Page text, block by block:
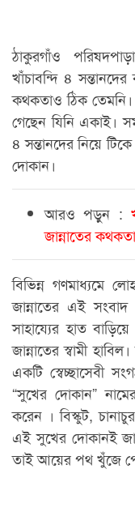
ঠাকুরগাঁও
খাঁচাবন্দি ৪
কথকতাও ঠিক
গেছেন যিনি একাই।
৪ সন্তানদের নিয়ে
দোকান।
আরও পড়ুন :
জান্নাতের কথকতা
বিভিন্ন গণমাধ্যমে
জান্নাতের এই
সাহায্যের হাত
জান্নাতের স্বামী
একটি স্বেচ্ছাসেবী
“সুখের দোকান”
করেন । বিস্কুট,
এই সুখের দোকানই
তাই আয়ের পথ খুঁজে